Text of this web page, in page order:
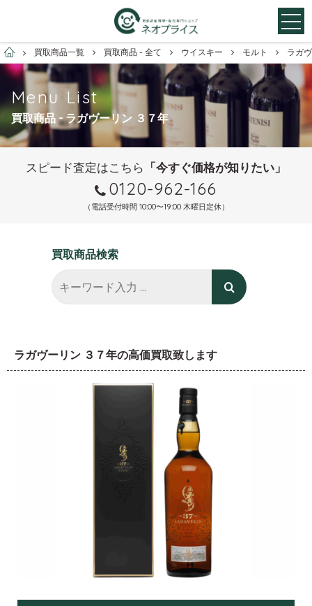
お酒買取専門店ネオプライス
買取商品一覧 買取商品 - 全て ウイスキー モルト ラガ
Menu List
買取商品 - ラガヴーリン ３７年
スピード査定はこちら 「今すぐ価格が知りたい」
0120-962-166
（電話受付時間 10:00〜19:00 木曜日定休）
買取商品検索
ラガヴーリン ３７年の高価買取致します